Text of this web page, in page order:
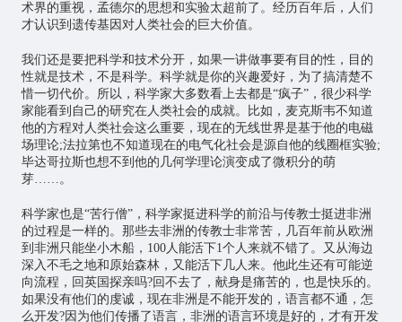
术界的重视，孟德尔的思想和实验太超前了。经历百年后，人们
才认识到遗传基因对人类社会的巨大价值。
我们还是要把科学和技术分开，如果一讲做事要有目的性，目的
性就是技术，不是科学。科学就是你的兴趣爱好，为了搞清楚不
惜一切代价。所以，科学家大多数看上去都是“疯子”，很少科学
家能看到自己的研究在人类社会的成就。比如，麦克斯韦不知道
他的方程对人类社会这么重要，现在的无线世界是基于他的电磁
场理论;法拉第也不知道现在的电气化社会是源自他的线圈框实验;
毕达哥拉斯也想不到他的几何学理论演变成了微积分的萌
芽……。
科学家也是“苦行僧”，科学家挺进科学的前沿与传教士挺进非洲
的过程是一样的。那些去非洲的传教士非常苦，几百年前从欧洲
到非洲只能坐小木船，100人能活下1个人来就不错了。又从海边
深入不毛之地和原始森林，又能活下几人来。他此生还有可能逆
向流程，回英国探亲吗?回不去了，献身是痛苦的，也是快乐的。
如果没有他们的虔诚，现在非洲是不能开发的，语言都不通，怎
么开发?因为他们传播了语言，非洲的语言环境是好的，才有开发